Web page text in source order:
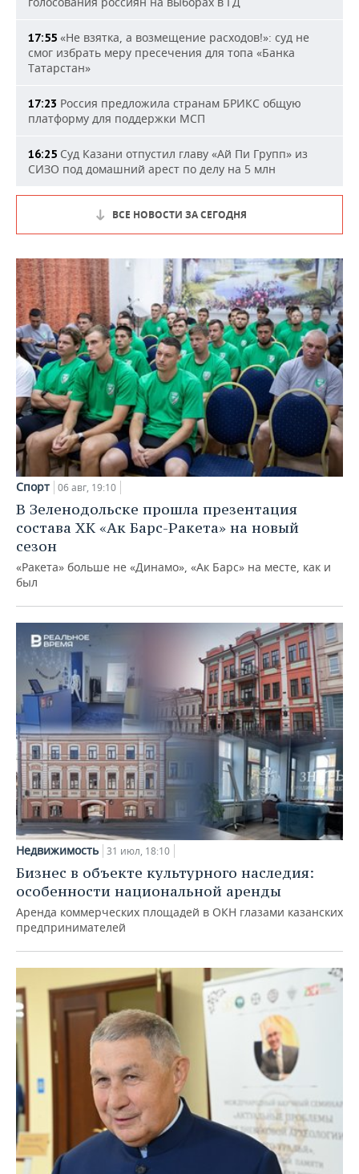
17:55 «Не взятка, а возмещение расходов!»: суд не
смог избрать меру пресечения для топа «Банка
Татарстан»
17:23 Россия предложила странам БРИКС общую
платформу для поддержки МСП
16:25 Суд Казани отпустил главу «Ай Пи Групп» из
СИЗО под домашний арест по делу на 5 млн
ВСЕ НОВОСТИ ЗА СЕГОДНЯ
Спорт 06 авг, 19:10
В Зеленодольске прошла презентация
состава ХК «Ак Барс-Ракета» на новый
сезон
«Ракета» больше не «Динамо», «Ак Барс» на месте, как и
был
Недвижимость 31 июл, 18:10
Бизнес в объекте культурного наследия:
особенности национальной аренды
Аренда коммерческих площадей в ОКН глазами казанских
предпринимателей